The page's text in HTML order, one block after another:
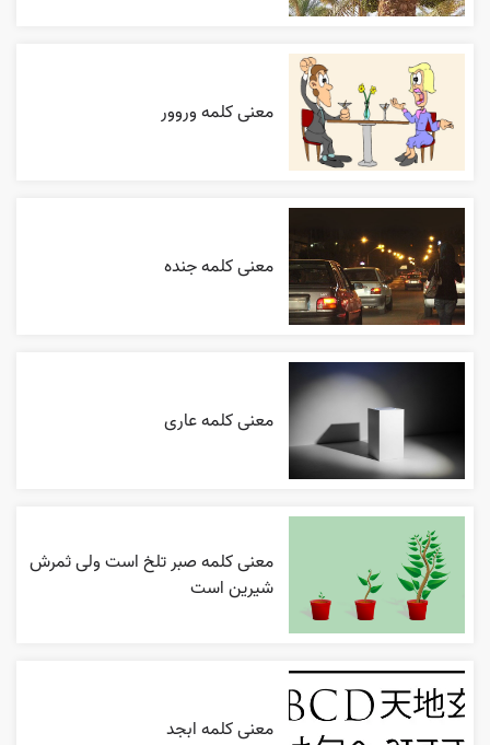
معنی کلمه وروور
معنی کلمه جنده
معنی کلمه عاری
معنی کلمه صبر تلخ است ولی ثمرش
شیرین است
معنی کلمه ابجد